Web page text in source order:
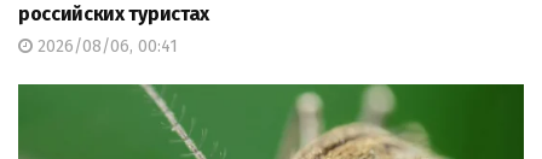
российских туристах
2026/08/06, 00:41